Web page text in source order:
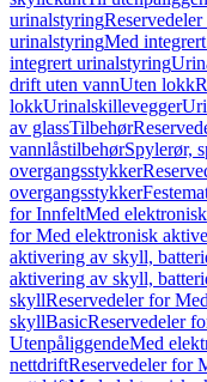
urinalstyring
urinalstyringMed
integrert urinalstyring
drift uten vannUten lokk
lokkUrinalskillevegger
av glassTilbehør
vannlåstilbehørSpylerør,
overgangsstykker
overgangsstykker
for InnfeltMed
for Med elektronisk
aktivering av skyll,
aktivering av skyll,
skyllReservedeler for
skyllBasicReservedeler
UtenpåliggendeMed
nettdriftReservedeler for